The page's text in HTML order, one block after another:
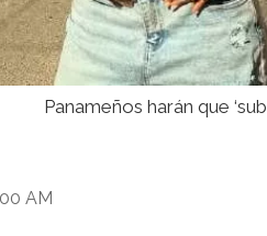
Panameños harán que
AM